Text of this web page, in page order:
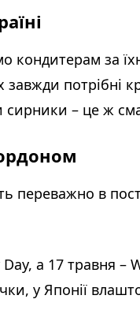
кондитерам за
завжди
сирники – це ж
переважно в
а 17 травня –
у Японії